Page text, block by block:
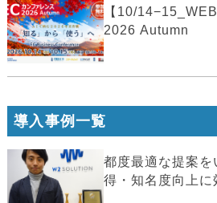
【10/
2026 Autumn
導入事例一覧
都度最適な提案
得・知名度向上に